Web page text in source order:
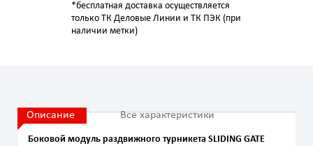
*бесплатная доставка осуществляется
только ТК Деловые Линии и ТК ПЭК (при
наличии метки)
Описание Все характеристики
Боковой модуль раздвижного турникета SLIDING GATE